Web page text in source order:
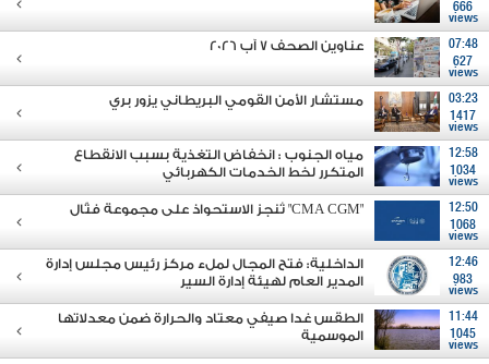
666
views
07:48
627
views
عناوين الصحف 7 آب 2026
03:23
1417
views
مستشار الأمن القومي البريطاني يزور بري
12:58
1034
views
مياه الجنوب : انخفاض التغذية بسبب الانقطاع
المتكرر لخط الخدمات الكهربائي
12:50
1068
views
"CMA CGM" تُنجز الاستحواذ على مجموعة فتّال
12:46
983
views
الداخلية: فتح المجال لملء مركز رئيس مجلس إدارة
المدير العام لهيئة إدارة السير
11:44
1045
views
الطقس غدا صيفي معتاد والحرارة ضمن معدلاتها
الموسمية